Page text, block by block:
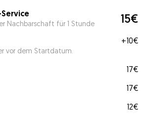
Nachbarschaft für 1 Stunde 15€
vor dem Startdatum.
+10€
17€
17€
12€